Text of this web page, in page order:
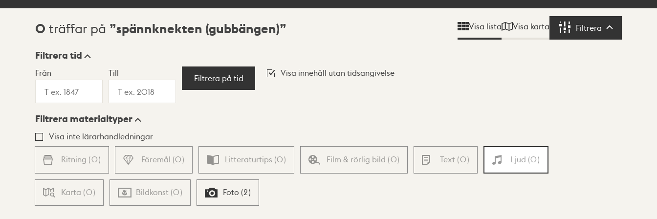
Sökresultat
0 träffar på spännknekten (gubbängen) Visa lista Visa karta Filtrera Filtrera
Visningsläge
Lista Karta
Filtrera tid
Från Till
Filtrera på tid
Visa innehåll utan tidsangivelse
Filtrera materialtyper
Visa inte lärarhandledningar
Ritning (0) Föremål (0) Litteraturtips (0) Film & rörlig bild (0) Text (0) Ljud (0)
Karta (0) Bildkonst (0) Foto (2)